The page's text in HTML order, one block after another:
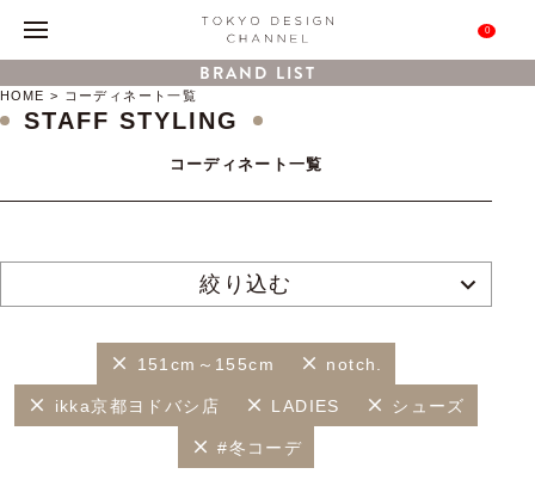
0
BRAND LIST
HOME コーディネート一覧
STAFF STYLING
コーディネート一覧
絞り込む
151cm～155cm notch.
ikka京都ヨドバシ店 LADIES シューズ
#冬コーデ